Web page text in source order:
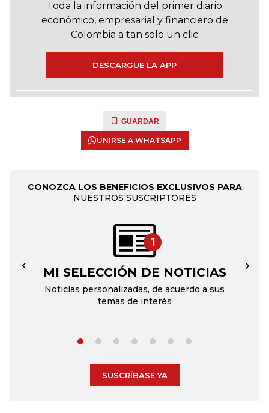
Toda la información del primer diario
económico, empresarial y financiero de
Colombia a tan solo un clic
DESCARGUE LA APP
GUARDAR
UNIRSE A WHATSAPP
CONOZCA LOS BENEFICIOS EXCLUSIVOS PARA
NUESTROS SUSCRIPTORES
1
MI SELECCIÓN DE NOTICIAS
Noticias personalizadas, de acuerdo a sus
temas de interés
← →
SUSCRÍBASE YA